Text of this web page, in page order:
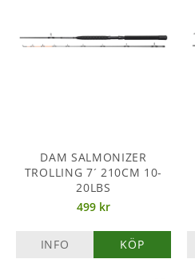
DAM SALMONIZER
TROLLING 7´ 210CM 10-
20LBS
499 kr
INFO KÖP